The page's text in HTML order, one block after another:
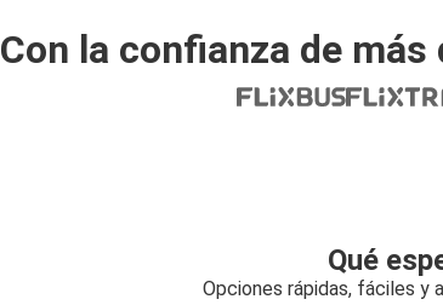
Con la confianza de
Qué
Opciones rápidas, fáciles y